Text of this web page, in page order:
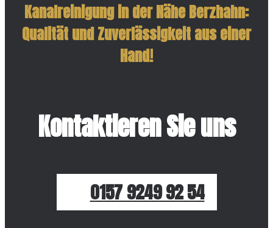
Kanalreinigung in der Nähe Berzhahn:
Qualität und Zuverlässigkeit aus einer
Hand!
Kontaktieren Sie uns
0157 9249 92 54